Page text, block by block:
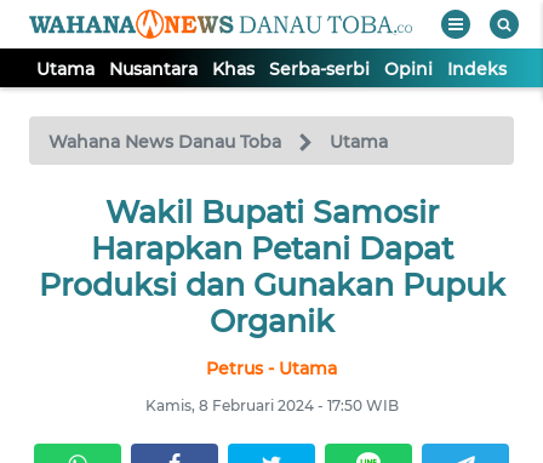
Utama Nusantara Khas Serba-serbi Opini Indeks
Wahana News Danau Toba Utama
Wakil Bupati Samosir
Harapkan Petani Dapat
Produksi dan Gunakan Pupuk
Organik
Petrus - Utama
Kamis, 8 Februari 2024 - 17:50 WIB
TV
Tutup
NUSANTARA
SERBI